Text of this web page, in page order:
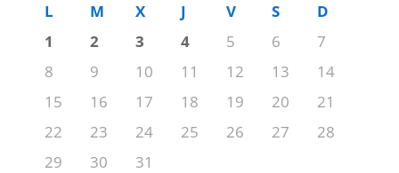
L M X J V S
D
1
2 3 4 5 6
7
8
9 10 11 12 13
14
15
16 17 18 19 20
21
22
23 24 25 26 27
28
29
30
31